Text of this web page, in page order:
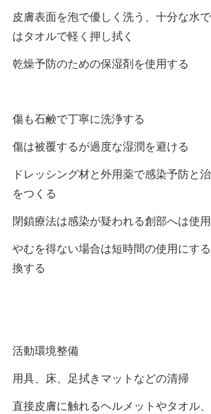
皮膚表面を泡で優しく洗う、十分な水
はタオルで軽く押し拭く
乾燥予防のための保湿剤を使用する
傷も石鹸で丁寧に洗浄する
傷は被覆するが過度な湿潤を避ける
ドレッシング材と外用薬で感染予防と
をつくる
閉鎖療法は感染が疑われる創部へは使
やむを得ない場合は短時間の使用にす
換する
活動環境整備
用具、床、足拭きマットなどの清掃
直接皮膚に触れるヘルメットやタオル